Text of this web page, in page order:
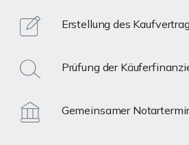
Erstellung des
Prüfung der
Gemeinsamer